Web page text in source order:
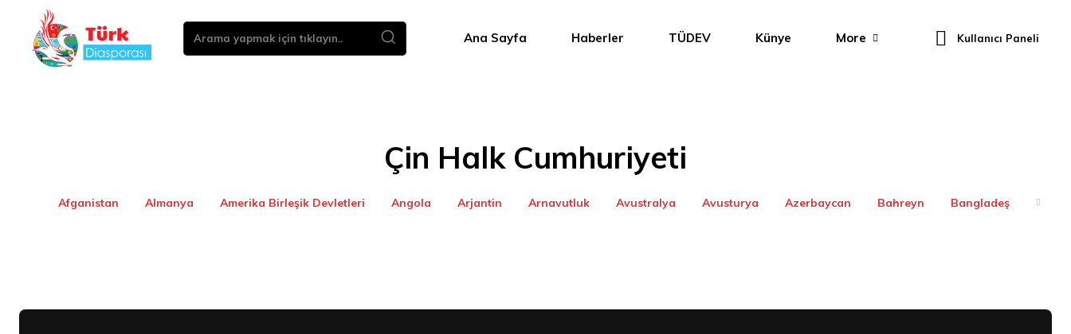
Arama yapmak için tıklayın.. Ana Sayfa Haberler TÜDEV Künye More Kullanıcı Paneli
Çin Halk Cumhuriyeti
Afganistan Almanya Amerika Birleşik Devletleri Angola Arjantin Arnavutluk Avustralya Avusturya Azerbaycan Bahreyn Bangladeş